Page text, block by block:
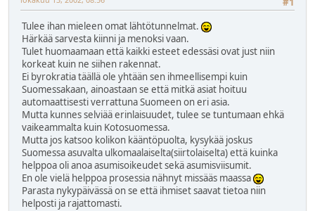
Tulee ihan mieleen omat lähtötunnelmat.
Härkää sarvesta kiinni ja menoksi vaan.
Tulet huomaamaan että kaikki esteet edessäsi ovat just niin
korkeat kuin ne siihen rakennat.
Ei byrokratia täällä ole yhtään sen ihmeellisempi kuin
Suomessakaan, ainoastaan se että mitkä asiat hoituu
automaattisesti verrattuna Suomeen on eri asia.
Mutta kunnes selviää erinlaisuudet, tulee se tuntumaan ehkä
vaikeammalta kuin Kotosuomessa.
Mutta jos katsoo kolikon kääntöpuolta, kysykää joskus
Suomessa asuvalta ulkomaalaiselta(siirtolaiselta) että kuinka
helppoa oli anoa asumisoikeudet sekä asumisviisumit.
En ole vielä helppoa prosessia nähnyt missääs maassa
Parasta nykypäivässä on se että ihmiset saavat tietoa niin
helposti ja rajattomasti.